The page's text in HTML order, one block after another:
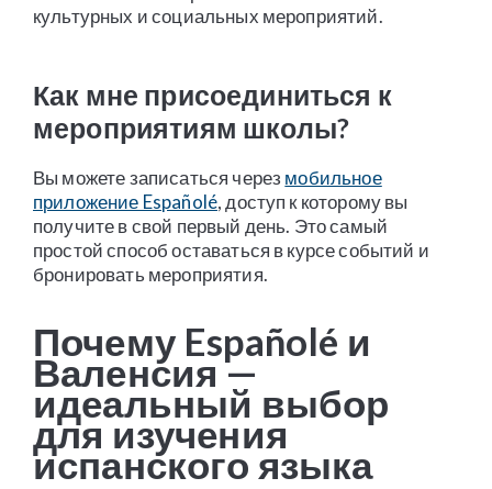
культурных и социальных мероприятий.
Как мне присоединиться к
мероприятиям школы?
Вы можете записаться через мобильное
приложение Españolé, доступ к которому вы
получите в свой первый день. Это самый
простой способ оставаться в курсе событий и
бронировать мероприятия.
Почему Españolé и
Валенсия —
идеальный выбор
для изучения
испанского языка